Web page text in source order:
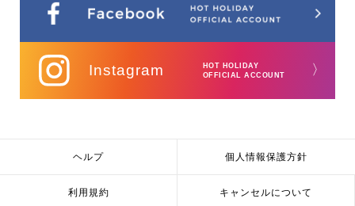
Instagram
HOT HOLIDAY
OFFICIAL ACCOUNT
〉
ヘルプ 個人情報保護方針
利用規約 キャンセルについて